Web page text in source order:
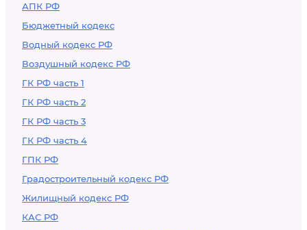
АПК РФ
Бюджетный кодекс
Водный кодекс РФ
Воздушный кодекс РФ
ГК РФ часть 1
ГК РФ часть 2
ГК РФ часть 3
ГК РФ часть 4
ГПК РФ
Градостроительный кодекс РФ
Жилищный кодекс РФ
КАС РФ